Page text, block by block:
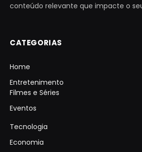
conteúdo relevante que impacte o
CATEGORIAS
Home
Entretenimento
Filmes e Séries
Eventos
Tecnologia
Economia